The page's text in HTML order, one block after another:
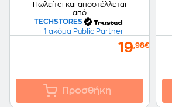
Πωλείται και αποστέλλεται
από
TECHSTORES
+ 1 ακόμα Public Partner
19,98€
Προσθήκη